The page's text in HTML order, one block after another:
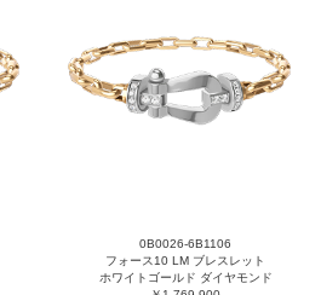
0B0026-6B1106
フォース10 LM ブレスレット
ホワイトゴールド ダイヤモンド